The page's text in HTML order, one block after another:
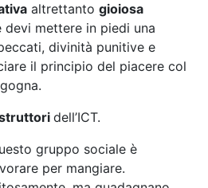
altrettanto gioiosa
devi mettere in piedi una
divinità punitive e
il principio del piacere col
dell’ICT.
gruppo sociale è
per mangiare.